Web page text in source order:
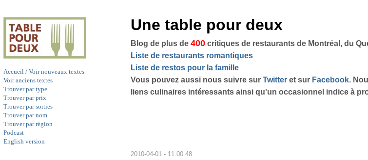
Accueil / Voir nouveaux textes
Voir anciens textes
Trouver par type
Trouver par prix
Trouver par sorties
Trouver par nom
Trouver par région
Podcast
English version
Une table pour deux
Blog de plus de 400 critiques de restaurants de Montréal, du
Liste de restaurants romantiques
Liste de restos pour la famille
Vous pouvez aussi nous suivre sur Twitter et sur Facebook.
liens culinaires intéressants ainsi qu'un occasionnel indice à
2010-04-01 - 11:00:48